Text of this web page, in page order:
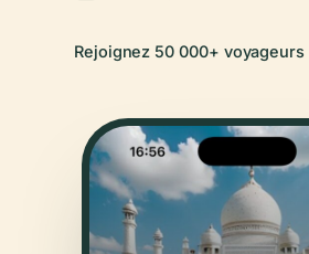
Rejoignez 50 000+ voyageurs